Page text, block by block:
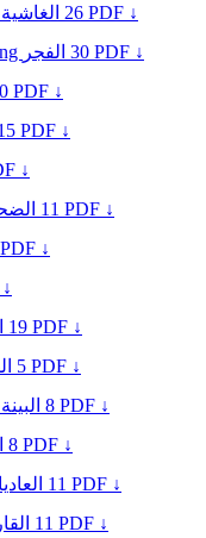
الغاشية 26 PDF ↓
الفجر 30 PDF ↓
PDF ↓
PDF ↓
↓
11 PDF ↓
PDF ↓
19 PDF ↓
5 PDF ↓
البينة 8 PDF ↓
8 PDF ↓
11 PDF ↓
11 PDF ↓